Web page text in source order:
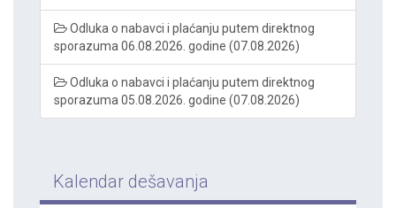
Odluka o nabavci i plaćanju putem direktnog
sporazuma 06.08.2026. godine (07.08.2026)
Odluka o nabavci i plaćanju putem direktnog
sporazuma 05.08.2026. godine (07.08.2026)
Kalendar dešavanja